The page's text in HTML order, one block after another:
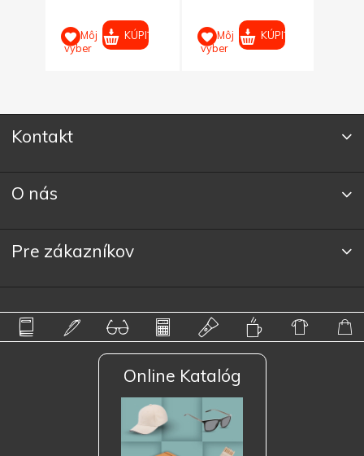
Môj
výber
KÚPIŤ
Môj
výber
KÚPIŤ
Kontakt
O nás
Pre zákazníkov
Online Katalóg